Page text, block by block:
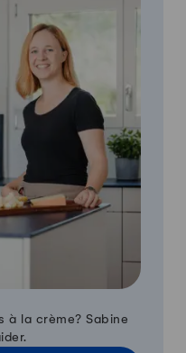
à la crème? Sabine